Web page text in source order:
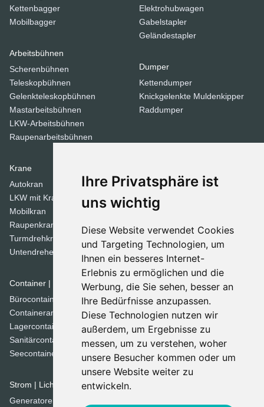
Ihre Privatsphäre ist
uns wichtig
Diese Website verwendet Cookies
und Targeting Technologien, um
Ihnen ein besseres Internet-
Erlebnis zu ermöglichen und die
Werbung, die Sie sehen, besser an
Ihre Bedürfnisse anzupassen.
Diese Technologien nutzen wir
außerdem, um Ergebnisse zu
messen, um zu verstehen, woher
unsere Besucher kommen oder um
unsere Website weiter zu
entwickeln.
Kettenbagger
Mobilbagger
Arbeitsbühnen
Scherenbühnen
Teleskopbühnen
Gelenkteleskopbühnen
Mastarbeitsbühnen
LKW-Arbeitsbühnen
Raupenarbeitsbühnen
Elektrohubwagen
Gabelstapler
Geländestapler
Dumper
Kettendumper
Knickgelenkte Muldenkipper
Raddumper
Krane
Autokran
LKW mit Kran
Mobilkran
Raupenkran
Turmdrehkrane
Untendreherkrane
Container | Raumsysteme
Bürocontainer
Containeranlage
Lagercontainer
Sanitärcontainer
Seecontainer
Strom | Licht | Luft
Generatoren
Stampfer
Tandemwalzen
Walzen
Dozer
Planierraupen
Spezial Geräte
Betonmischer
Brechanlagen
Grabenfräse
Kehrmaschinen
Kommunaltechnik
Siebanlage